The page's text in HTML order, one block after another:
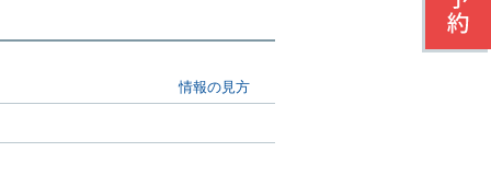
情報の見方